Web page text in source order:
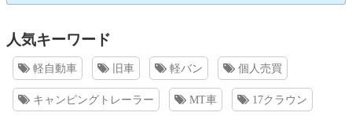
人気キーワード
軽自動車 旧車 軽バン 個人売買
キャンピングトレーラー MT車 17クラウン